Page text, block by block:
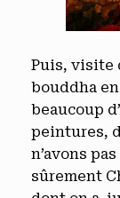
Puis, visite
bouddha
beaucoup
peintures,
n’avons
sûrement